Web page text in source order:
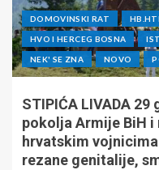
DOMOVINSKI RAT
HVO I HERCEG BOSNA
NEK' SE ZNA NOVO
STIPIĆA LIVADA
pokolja Armije BiH i
hrvatskim
rezane genitalije,